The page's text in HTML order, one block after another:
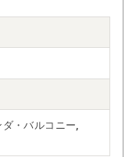
・バルコニー,